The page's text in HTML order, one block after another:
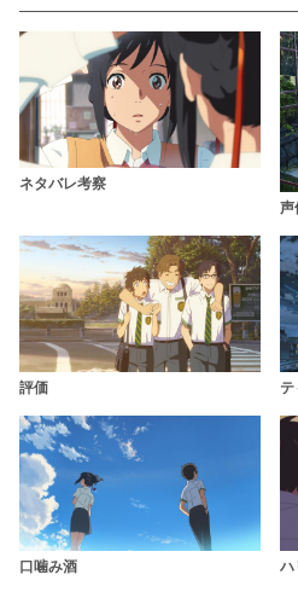
ネタバレ考察
声
評価
口噛み酒 ハ